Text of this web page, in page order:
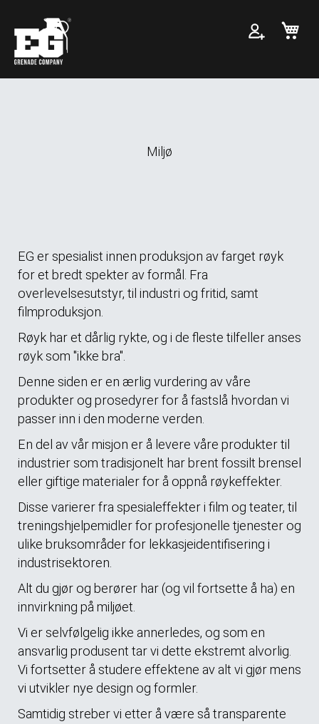
Miljø
EG er spesialist innen produksjon av farget røyk
for et bredt spekter av formål. Fra
overlevelsesutstyr, til industri og fritid, samt
filmproduksjon.
Røyk har et dårlig rykte, og i de fleste tilfeller anses
røyk som "ikke bra".
Denne siden er en ærlig vurdering av våre
produkter og prosedyrer for å fastslå hvordan vi
passer inn i den moderne verden.
En del av vår misjon er å levere våre produkter til
industrier som tradisjonelt har brent fossilt brensel
eller giftige materialer for å oppnå røykeffekter.
Disse varierer fra spesialeffekter i film og teater, til
treningshjelpemidler for profesjonelle tjenester og
ulike bruksområder for lekkasjeidentifisering i
industrisektoren.
Alt du gjør og berører har (og vil fortsette å ha) en
innvirkning på miljøet.
Vi er selvfølgelig ikke annerledes, og som en
ansvarlig produsent tar vi dette ekstremt alvorlig.
Vi fortsetter å studere effektene av alt vi gjør mens
vi utvikler nye design og formler.
Samtidig streber vi etter å være så transparente